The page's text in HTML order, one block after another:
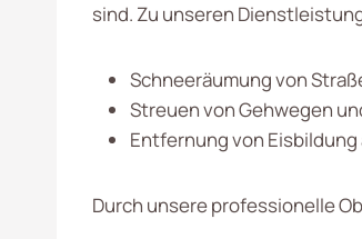
sind. Zu unseren
Schneeräumung von
Streuen von Gehwegen
Entfernung von
Durch unsere professionelle